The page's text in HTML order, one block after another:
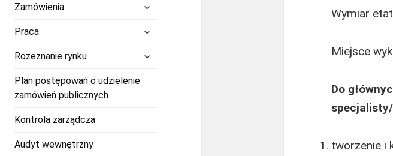
Zamówienia
Praca
Rozeznanie rynkurozwiń
menu
potomne
Plan postępowań o udzielenie
zamówień publicznych
Kontrola zarządcza
Audyt wewnętrzny
Wymiar
Miejsce
Do
tworzenie i